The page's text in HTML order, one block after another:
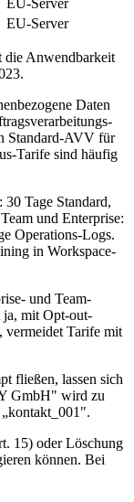
EU-Server
EU-Server
die Anwendbarkeit
Daten
Standard-AVV für
Tarife sind häufig
Tage Standard,
und Enterprise:
Operations-Logs.
in Workspace-
und Team-
ja, mit Opt-out-
Tarife mit
fließen, lassen sich
GmbH" wird zu
15) oder Löschung
können. Bei